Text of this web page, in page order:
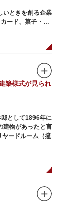
いときを創る企業
ード、菓子・食
んでいただける
築様式が見られ
として1896年に
建物があったと言
ードルーム（撞
て設計された西